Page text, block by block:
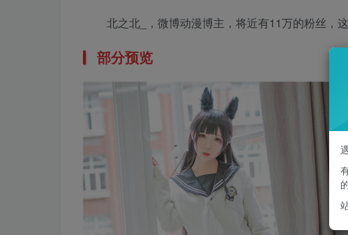
北之北_，微博动漫博主，将近有11万的粉丝，
部分预览